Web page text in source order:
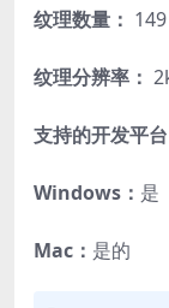
纹理数量： 149
纹理分辨率：
支持的开发平台
Windows： 是
Mac： 是的